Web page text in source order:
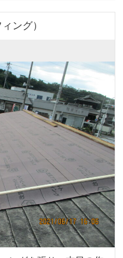
ング）